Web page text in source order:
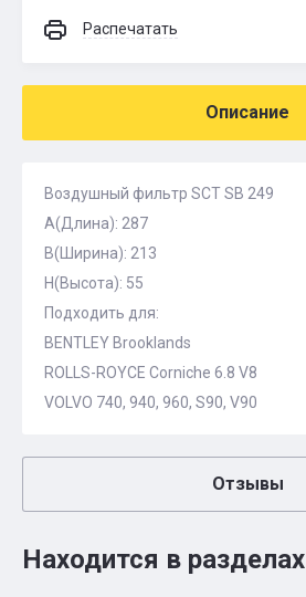
Распечатать
Описание
Воздушный фильтр SCT SB 249
A(Длина): 287
B(Ширина): 213
H(Высота): 55
Подходить для:
BENTLEY Brooklands
ROLLS-ROYCE Corniche 6.8 V8
VOLVO 740, 940, 960, S90, V90
Отзывы
Находится в разделах